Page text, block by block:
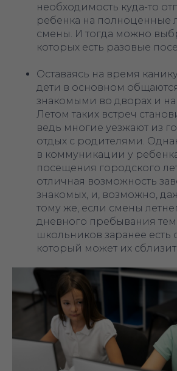
необходимость куда-то
ребенка на полноценные
смены. И тогда можно
которых есть разовые
Оставаясь на время
дети в основном
знакомыми во дворах и на
Летом таких встреч
ведь многие уезжают из
отдых с родителями.
в коммуникации у ребенка
посещения городского
отличная возможность
знакомых, и, возможно,
тому же, если смены
дневного пребывания
школьников заранее
который может их